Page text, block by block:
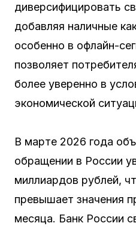
диверсифицировать
добавляя наличные
особенно в офлайн-
позволяет
более уверенно в
экономической
В марте 2026 года
обращении в России
миллиардов рублей,
превышает значения
месяца. Банк России